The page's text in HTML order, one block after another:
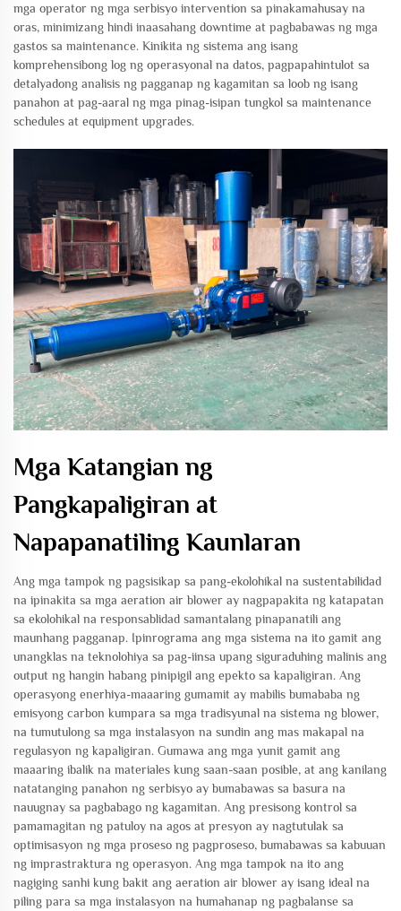
mga operator ng mga serbisyo intervention sa pinakamahusay na
oras, minimizang hindi inaasahang downtime at pagbabawas ng mga
gastos sa maintenance. Kinikita ng sistema ang isang
komprehensibong log ng operasyonal na datos, pagpapahintulot sa
detalyadong analisis ng pagganap ng kagamitan sa loob ng isang
panahon at pag-aaral ng mga pinag-isipan tungkol sa maintenance
schedules at equipment upgrades.
Mga Katangian ng
Pangkapaligiran at
Napapanatiling Kaunlaran
Ang mga tampok ng pagsisikap sa pang-ekolohikal na sustentabilidad
na ipinakita sa mga aeration air blower ay nagpapakita ng katapatan
sa ekolohikal na responsablidad samantalang pinapanatili ang
maunhang pagganap. Ipinrograma ang mga sistema na ito gamit ang
unangklas na teknolohiya sa pag-iinsa upang siguraduhing malinis ang
output ng hangin habang pinipigil ang epekto sa kapaligiran. Ang
operasyong enerhiya-maaaring gumamit ay mabilis bumababa ng
emisyong carbon kumpara sa mga tradisyunal na sistema ng blower,
na tumutulong sa mga instalasyon na sundin ang mas makapal na
regulasyon ng kapaligiran. Gumawa ang mga yunit gamit ang
maaaring ibalik na materiales kung saan-saan posible, at ang kanilang
natatanging panahon ng serbisyo ay bumabawas sa basura na
nauugnay sa pagbabago ng kagamitan. Ang presisong kontrol sa
pamamagitan ng patuloy na agos at presyon ay nagtutulak sa
optimisasyon ng mga proseso ng pagproseso, bumabawas sa kabuuan
ng imprastraktura ng operasyon. Ang mga tampok na ito ang
nagiging sanhi kung bakit ang aeration air blower ay isang ideal na
piling para sa mga instalasyon na humahanap ng pagbalanse sa